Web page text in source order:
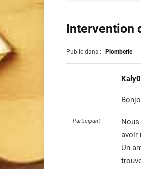
Intervention
Publié dans : Plomberie
Participant
avoir
Un